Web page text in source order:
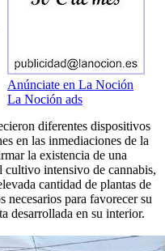
Anúnciate en La Noción
La Noción ads
diferentes dispositivos
en las inmediaciones de la
la existencia de una
cultivo intensivo de cannabis,
cantidad de plantas de
necesarios para favorecer su
desarrollada en su interior.